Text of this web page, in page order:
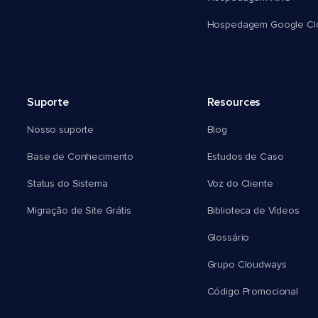
Hospedagem Google
Suporte
Nosso suporte
Base de Conhecimento
Status do Sistema
Migração de Site Grátis
Resources
Blog
Estudos de Caso
Voz do Cliente
Biblioteca de Vídeos
Glossário
Grupo Cloudways
Código Promocional